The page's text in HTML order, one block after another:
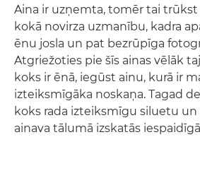
Aina ir uzņemta, tomēr tai trūkst
kokā novirza uzmanību, kadra
ēnu josla un pat bezrūpīga
Atgriežoties pie šīs ainas vēlāk
koks ir ēnā, iegūst ainu, kurā ir
izteiksmīgāka noskaņa. Tagad
koks rada izteiksmīgu siluetu
ainava tālumā izskatās